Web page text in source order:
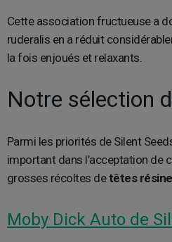
Cette association fructueuse a
ruderalis en a réduit
la fois enjoués et relaxants.
Notre sélection
Parmi les priorités de Silent
important dans l’acceptation de
grosses récoltes detêtes
Moby Dick Auto de